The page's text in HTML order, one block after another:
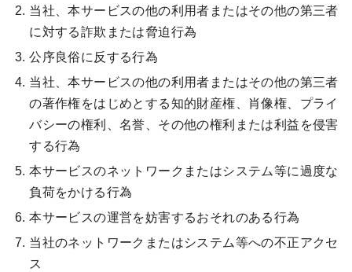
当社、本サービスの他の利用者またはその他の第三者
に対する詐欺または脅迫行為
公序良俗に反する行為
当社、本サービスの他の利用者またはその他の第三者
の著作権をはじめとする知的財産権、肖像権、プライ
バシーの権利、名誉、その他の権利または利益を侵害
する行為
本サービスのネットワークまたはシステム等に過度な
負荷をかける行為
本サービスの運営を妨害するおそれのある行為
当社のネットワークまたはシステム等への不正アクセ
ス